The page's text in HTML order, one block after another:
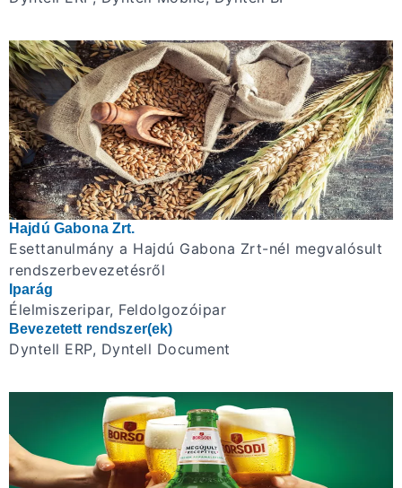
Hajdú Gabona Zrt.
Esettanulmány a Hajdú Gabona Zrt-nél megvalósult
rendszerbevezetésről
Iparág
Élelmiszeripar, Feldolgozóipar
Bevezetett rendszer(ek)
Dyntell ERP, Dyntell Document